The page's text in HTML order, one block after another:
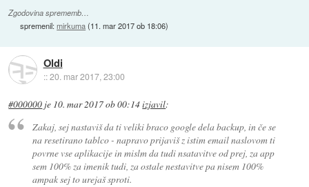
Zgodovina sprememb…
spremenil:mirkuma(11. mar 2017 ob 18:06)
Oldi
::20. mar 2017, 23:00
#000000 je 10. mar 2017 ob 00:14izjavil:
Zakaj, sej nastaviš da ti veliki braco google dela backup, in če se
na resetirano tablco - napravo prijaviš z istim email naslovom ti
povrne vse aplikacije in mislm da tudi nsatavitve od prej, za app
sem 100% za imenik tudi, za ostale nestavitve pa nisem 100%
ampak sej to urejaš sproti.